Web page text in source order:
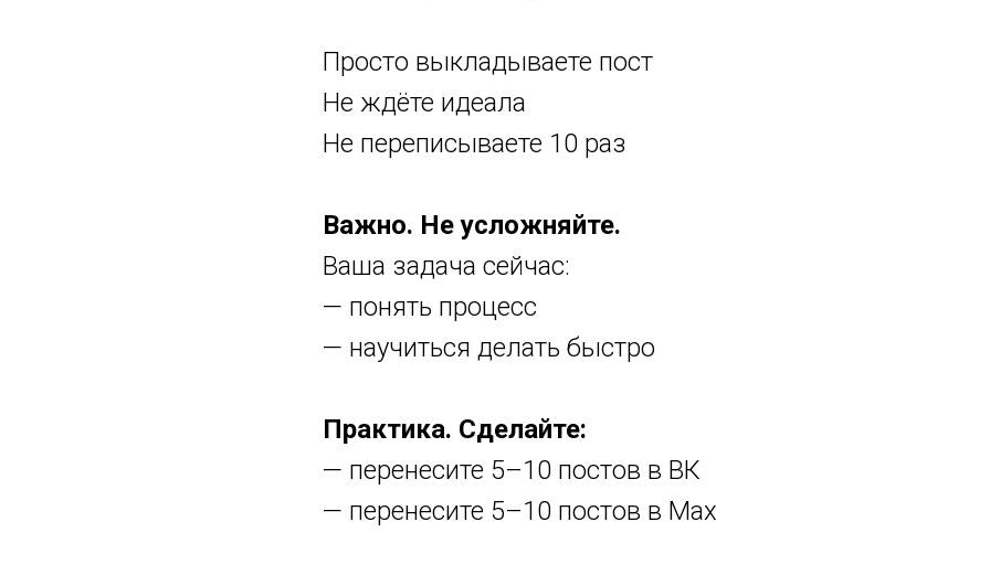
Просто выкладываете пост
Не ждёте идеала
Не переписываете 10 раз
Важно. Не усложняйте.
Ваша задача сейчас:
— понять процесс
— научиться делать быстро
Практика. Сделайте:
— перенесите 5–10 постов в ВК
— перенесите 5–10 постов в Max